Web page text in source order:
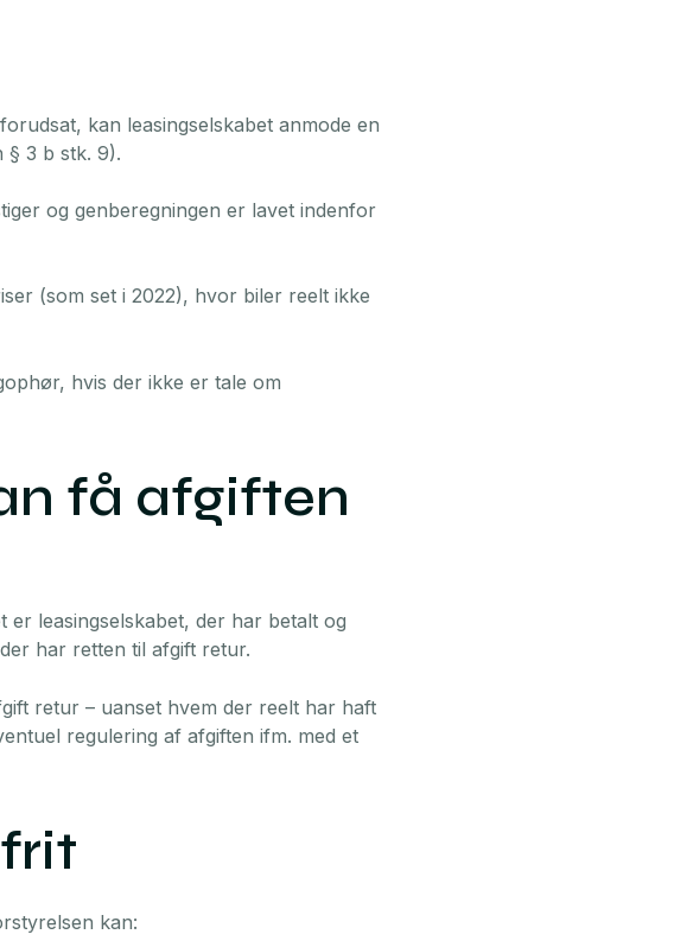
kan leasingselskabet anmode en
§ 3 b stk. 9).
og genberegningen er lavet indenfor
(som set i 2022), hvor biler reelt ikke
hvis der ikke er tale om
få afgiften
er leasingselskabet, der har betalt og
har retten til afgift retur.
retur – uanset hvem der reelt har haft
regulering af afgiften ifm. med et
kan: